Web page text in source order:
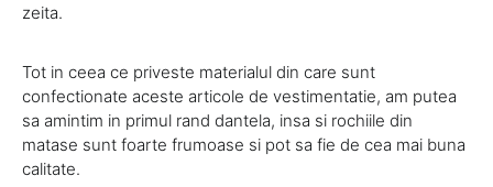
zeita.
Tot in ceea ce priveste materialul din care sunt
confectionate aceste articole de vestimentatie, am putea
sa amintim in primul rand dantela, insa si rochiile din
matase sunt foarte frumoase si pot sa fie de cea mai buna
calitate.